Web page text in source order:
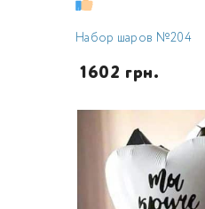
Набор шаров №204
1602 грн.